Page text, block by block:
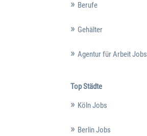
Berufe
Gehälter
Agentur für Arbeit Jobs
Top Städte
Köln Jobs
Berlin Jobs